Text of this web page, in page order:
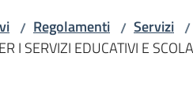
/ Regolamenti / Servizi /
I SERVIZI EDUCATIVI E